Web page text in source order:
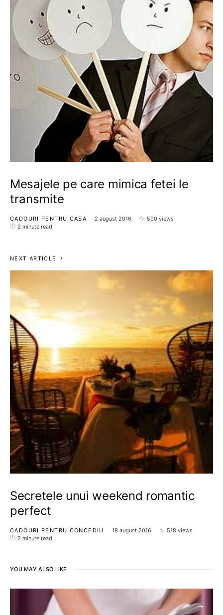
Mesajele pe care mimica fetei le
transmite
CADOURI PENTRU CASA 2 august 2016
590 views
2 minute read
NEXT ARTICLE
Secretele unui weekend romantic
perfect
CADOURI PENTRU CONCEDIU 18 august 2016
518 views
2 minute read
YOU MAY ALSO LIKE